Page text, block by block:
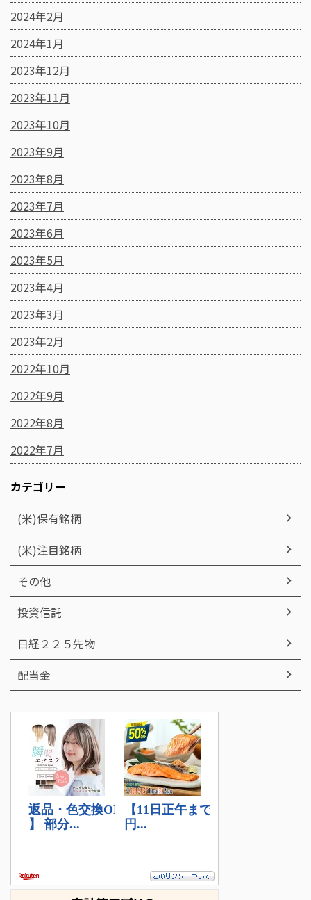
2024年2月
2024年1月
2023年12月
2023年11月
2023年10月
2023年9月
2023年8月
2023年7月
2023年6月
2023年5月
2023年4月
2023年3月
2023年2月
2022年10月
2022年9月
2022年8月
2022年7月
カテゴリー
(米)保有銘柄
(米)注目銘柄
その他
投資信託
日経２２５先物
配当金